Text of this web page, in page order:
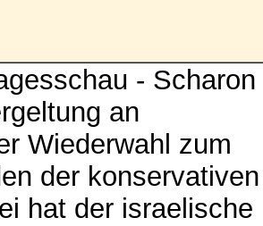
- Scharon
an
Wiederwahl zum
der konservativen
hat der israelische